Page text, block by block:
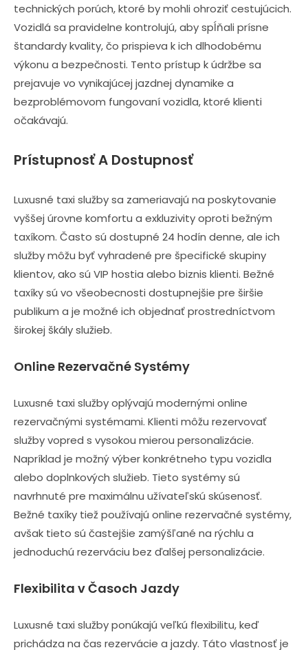
technických porúch, ktoré by mohli ohroziť cestujúcich.
Vozidlá sa pravidelne kontrolujú, aby spĺňali prísne
štandardy kvality, čo prispieva k ich dlhodobému
výkonu a bezpečnosti. Tento prístup k údržbe sa
prejavuje vo vynikajúcej jazdnej dynamike a
bezproblémovom fungovaní vozidla, ktoré klienti
očakávajú.
Prístupnosť A Dostupnosť
Luxusné taxi služby sa zameriavajú na poskytovanie
vyššej úrovne komfortu a exkluzivity oproti bežným
taxíkom. Často sú dostupné 24 hodín denne, ale ich
služby môžu byť vyhradené pre špecifické skupiny
klientov, ako sú VIP hostia alebo biznis klienti. Bežné
taxíky sú vo všeobecnosti dostupnejšie pre širšie
publikum a je možné ich objednať prostredníctvom
širokej škály služieb.
Online Rezervačné Systémy
Luxusné taxi služby oplývajú modernými online
rezervačnými systémami. Klienti môžu rezervovať
služby vopred s vysokou mierou personalizácie.
Napríklad je možný výber konkrétneho typu vozidla
alebo doplnkových služieb. Tieto systémy sú
navrhnuté pre maximálnu užívateľskú skúsenosť.
Bežné taxíky tiež používajú online rezervačné systémy,
avšak tieto sú častejšie zamýšľané na rýchlu a
jednoduchú rezerváciu bez ďalšej personalizácie.
Flexibilita v Časoch Jazdy
Luxusné taxi služby ponúkajú veľkú flexibilitu, keď
prichádza na čas rezervácie a jazdy. Táto vlastnosť je